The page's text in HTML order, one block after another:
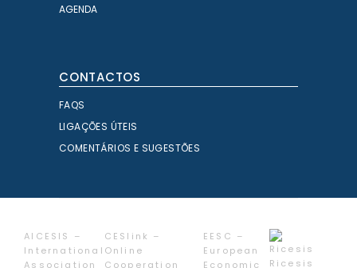
AGENDA
CONTACTOS
FAQS
LIGAÇÕES ÚTEIS
COMENTÁRIOS E SUGESTÕES
AICESIS –
International
Association
CESlink –
Online
Cooperation
EESC –
European
Economic
Ricesis